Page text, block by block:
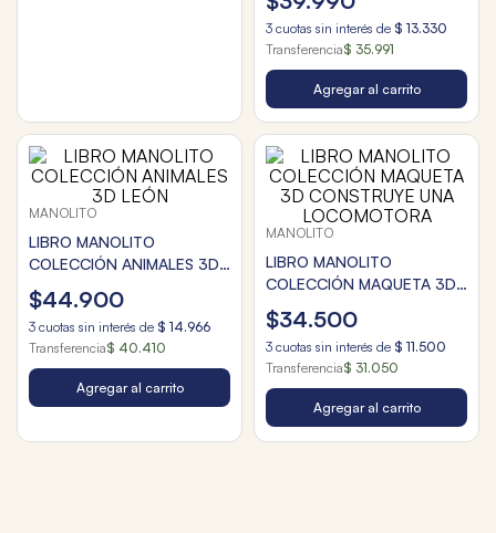
30Pzas.
3 cuotas sin interés de $ 13.330
Transferencia$ 35.991
Agregar al carrito
MANOLITO
LIBRO MANOLITO
COLECCIÓN ANIMALES 3D
LEÓN
$44.900
3 cuotas sin interés de $ 14.966
Transferencia$ 40.410
Agregar al carrito
MANOLITO
LIBRO MANOLITO
COLECCIÓN MAQUETA 3D
CONSTRUYE UNA
LOCOMOTORA
$34.500
3 cuotas sin interés de $ 11.500
Transferencia$ 31.050
Agregar al carrito